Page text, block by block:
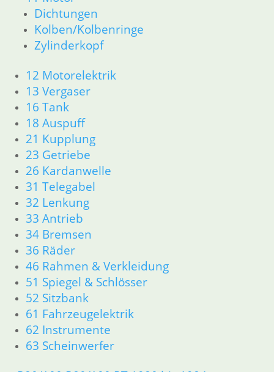
Dichtungen
Kolben/Kolbenringe
Zylinderkopf
12 Motorelektrik
13 Vergaser
16 Tank
18 Auspuff
21 Kupplung
23 Getriebe
26 Kardanwelle
31 Telegabel
32 Lenkung
33 Antrieb
34 Bremsen
36 Räder
46 Rahmen & Verkleidung
51 Spiegel & Schlösser
52 Sitzbank
61 Fahrzeugelektrik
62 Instrumente
63 Scheinwerfer
26 Kardanwelle
31 Telegabel
32 Lenkung
33 Antrieb
36 Räder
46 Rahmen & Verkleidung R26 R27
51 Spiegel & Schlösser
61 Fahrzeugelektrik
62 Instrumente
63 Scheinwerfer
R50 R69/S
11 Motor
Dichtungen
Zylinderkopf
12 Motorelektrik
13 Vergaser
16 Tank
18 Auspuff
21 Kupplung
23 Getriebe
26 Kardanwelle
31 Telegabel
32 Lenkung
33 Antrieb